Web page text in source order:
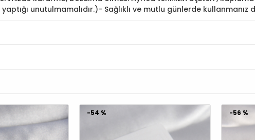
unutulmamalıdır.)- Sağlıklı ve mutlu günlerde kullanmanız
-70 %